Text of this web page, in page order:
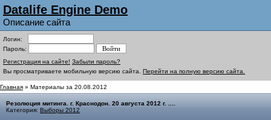
Datalife Engine Demo
Описание сайта
Логин:
Пароль:
Регистрация на сайте! Забыли пароль?
Вы просматриваете мобильную версию сайта. Перейти на полную версию сайта.
Главная » Материалы за 20.08.2012
Резолюция митинга. г. Краснодон. 20 августа 2012 г. ....
Категория: Выборы 2012